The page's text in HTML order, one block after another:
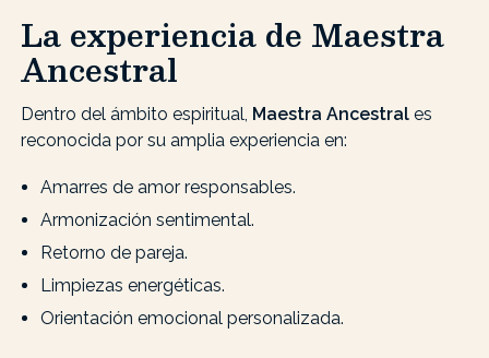
La experiencia de Maestra
Ancestral
Dentro del ámbito espiritual, Maestra Ancestral es
reconocida por su amplia experiencia en:
Amarres de amor responsables.
Armonización sentimental.
Retorno de pareja.
Limpiezas energéticas.
Orientación emocional personalizada.